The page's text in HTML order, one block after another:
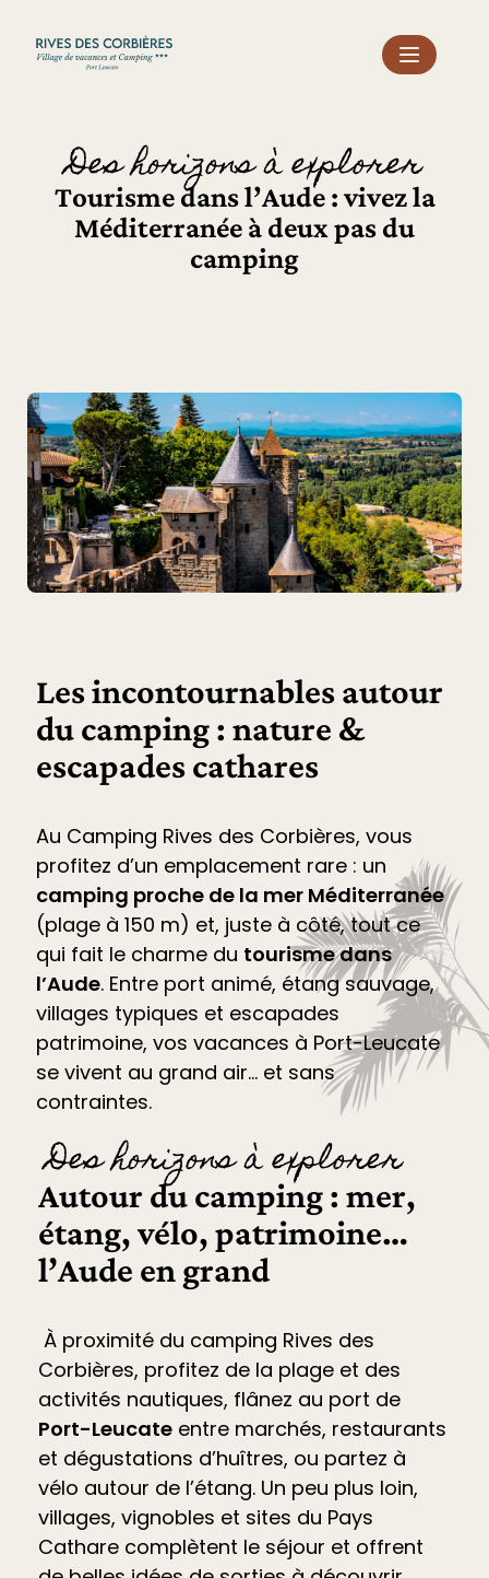
Des horizons à explorer
Tourisme dans l’Aude : vivez la
Méditerranée à deux pas du
camping
Les incontournables autour
du camping : nature &
escapades cathares
Au Camping Rives des Corbières, vous
profitez d’un emplacement rare : un
camping proche de la mer Méditerranée
(plage à 150 m) et, juste à côté, tout ce
qui fait le charme du tourisme dans
l’Aude. Entre port animé, étang sauvage,
villages typiques et escapades
patrimoine, vos vacances à Port-Leucate
se vivent au grand air… et sans
contraintes.
Des horizons à explorer
Autour du camping : mer,
étang, vélo, patrimoine…
l’Aude en grand
À proximité du camping Rives des
Corbières, profitez de la plage et des
activités nautiques, flânez au port de
Port-Leucateentre marchés, restaurants
et dégustations d’huîtres, ou partez à
vélo autour de l’étang. Un peu plus loin,
villages, vignobles et sites du Pays
Cathare complètent le séjour et offrent